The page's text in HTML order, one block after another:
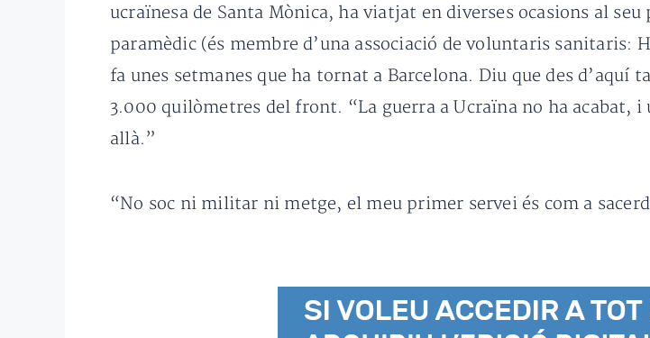
ucraïnesa de Santa Mònica, ha viatjat en diverses ocasions al
paramèdic (és membre d’una associació de voluntaris sanitaris:
fa unes setmanes que ha tornat a Barcelona. Diu que des d’aquí
3.000 quilòmetres del front. “La guerra a Ucraïna no ha acabat, i
allà.”
“No soc ni militar ni metge, el meu primer servei és com a